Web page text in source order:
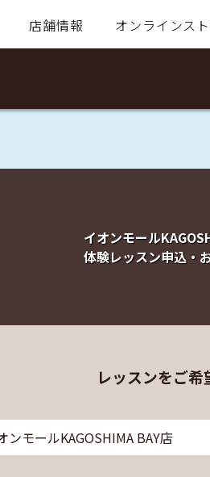
店舗情報 オンラインス
イオンモール
体験レッスン申込・
レッスンをご希
ンモールKAGOSHIMA BAY店